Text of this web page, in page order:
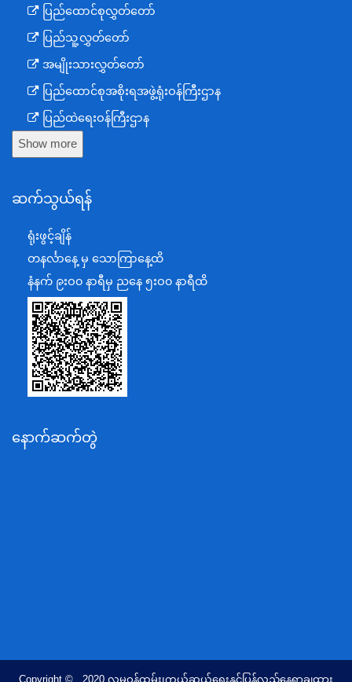
ပြည်ထောင်စုလွှတ်တော်
ပြည်သူ့လွှတ်တော်
အမျိုးသားလွှတ်တော်
ပြည်ထောင်စုအစိုးရအဖွဲ့ရုံးဝန်ကြီးဌာန
ပြည်ထဲရေးဝန်ကြီးဌာန
ကာကွယ်ရေးဝန်ကြီးဌာန
စီမံကိန်း၊ဘဏ္ဍာရေးနှင့်စက်မှုဝန်ကြီးဌာန
အပြည်ပြည်ဆိုင်ရာပူးပေါင်းဆောင်ရွက်ရေးဝန်ကြီးဌာန
ပြန်ကြားရေးဝန်ကြီးဌာန
သာသနာရေးနှင့် ယဉ်ကျေးမှုဝန်ကြီးဌာန
စိုက်ပျိုးရေး၊မွေးမြူရေးနှင့်ဆည်မြောင်းဝန်ကြီးဌာန
ပို့ဆောင်ရေးနှင့်ဆက်သွယ်ရေးဝန်ကြီးဌာန
သယံဇာတနှင့်ပတ်ဝန်းကျင်ထိန်းသိမ်းရေးဝန်ကြီးဌာန
အလုပ်သမား၊လူဝင်မှုကြီးကြပ်ရေးနှင့်ပြည်သူ့အင်အား
တိုင်းရင်းသားလူမျိုးရေးရာဝန်ကြီးဌာန
Show more
ဆက်သွယ်ရန်
ရုံးဖွင့်ချိန်
တနင်္လာနေ့ မှ သောကြာနေ့ထိ
နံနက် ၉းဝ၀ နာရီမှ ညနေ ၅းဝ၀ နာရီထိ
နောက်ဆက်တွဲ
Copyright © 2020 လူမူဝန်ထမ်း၊ကယ်ဆယ်ရေးနှင့်ပြန်လည်နေရာချထား